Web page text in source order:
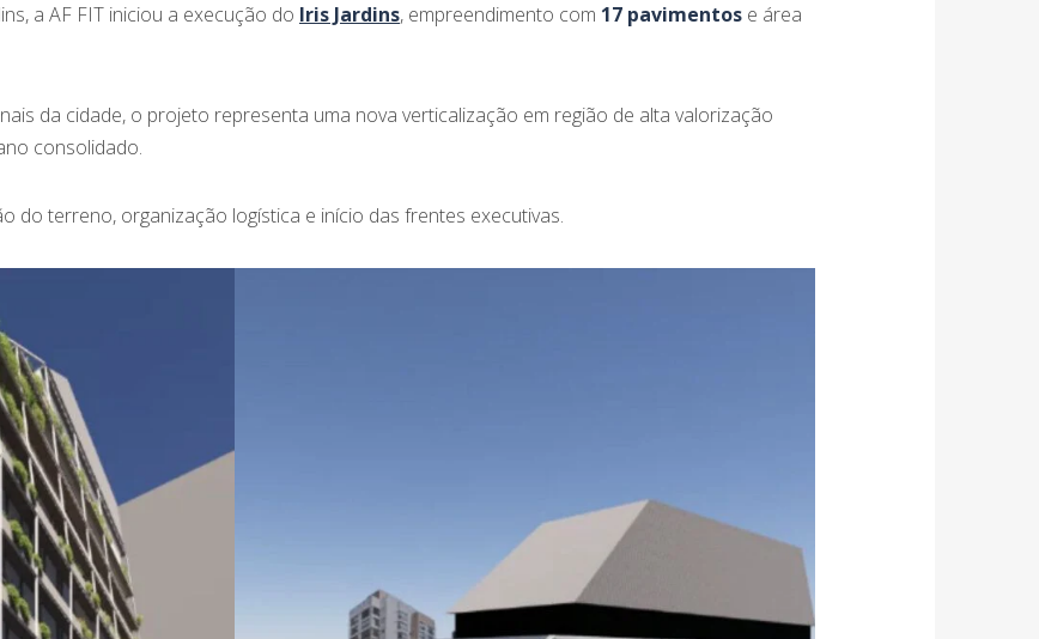
a AF FIT iniciou a execução do Iris Jardins, empreendimento com 17 pavimentos e área
da cidade, o projeto representa uma nova verticalização em região de alta valorização
consolidado.
do terreno, organização logística e início das frentes executivas.